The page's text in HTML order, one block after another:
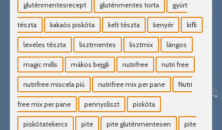
gluténmentesrecept gluténmentes torta gyúrt
tészta kakaós piskóta kelt tészta kenyér kifli
leveles tészta lisztmentes lisztmix lángos
magic mills mákos bejgli nutrifree nutri free
nutrifree miscela piú nutrifree mix per pane Nutri
free mix per pane pennysliszt piskóta
piskótatekercs pite pite gluténmentesen pite